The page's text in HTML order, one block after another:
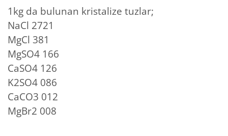
1kg da bulunan kristalize tuzlar;
NaCl 2721
MgCl 381
MgSO4 166
CaSO4 126
K2SO4 086
CaCO3 012
MgBr2 008